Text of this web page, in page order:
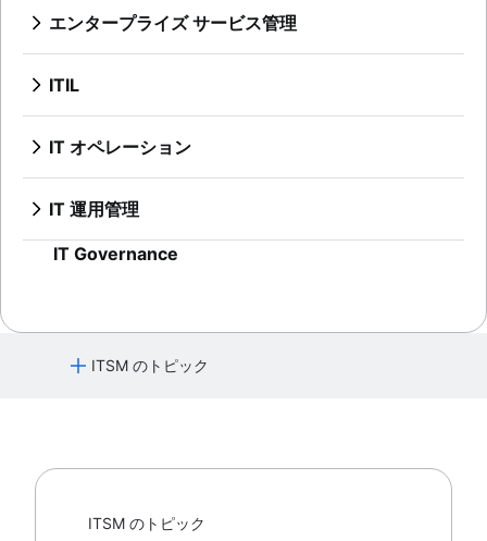
変更管理タイプ
ナレッジ ベースとは
ナレッジ センター サポート (KCS) とは
エンタープライズ サービス管理
概要
オフボーディング プロセスを理解する
従業員エクスペリエンス管理戦略
オンボーディング ソフトウェアのトップ 9
オンボーディング ワークフロー
人事ヘルプ デスク ソフトウェア
人材管理サービス センター
人事プロセスの改善
人事サービス提供モデル
ITIL
概要
DevOps と ITIL の比較
継続的なサービス改善
IT オペレーション
概要
IT インフラストラクチャ管理
IT 運用管理
概要
システムのアップグレード
IT インフラストラクチャ
IT Governance
ITSM のトピック
SLA: 何を、なぜ、どのように
IT 資産管理
概要ITSM のトピック